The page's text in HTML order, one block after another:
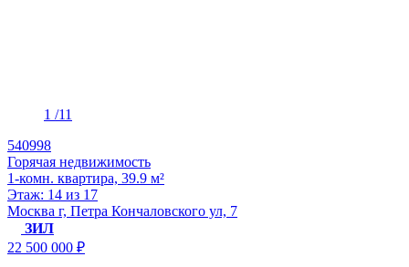
1 /11
540998
Горячая недвижимость
1-комн. квартира, 39.9 м²
Этаж: 14 из 17
Москва г, Петра Кончаловского ул, 7
ЗИЛ
22 500 000 ₽